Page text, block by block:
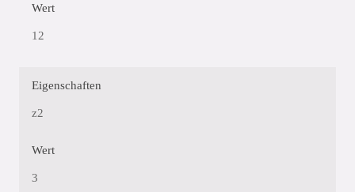
Wert
12
Eigenschaften
z2
Wert
3